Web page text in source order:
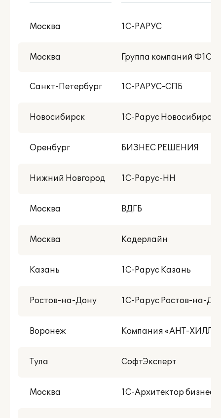
Есть NFR-версия
Москва 1С-РАРУС
Москва Группа компаний
Санкт-Петербург 1С-РАРУС-СПБ
Новосибирск 1С-Рарус Новосибирск
Оренбург БИЗНЕС РЕШЕНИЯ
Нижний Новгород 1С-Рарус-НН
Москва ВДГБ
Москва Кодерлайн
Казань 1С-Рарус Казань
Ростов-на-Дону 1С-Рарус Ростов-на-
Воронеж Компания «АНТ-ХИЛЛ»
Тула СофтЭксперт
Москва 1С-Архитектор бизнеса